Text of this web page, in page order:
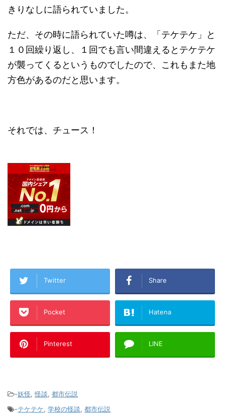
きりなしに語られていました。
ただ、その時に語られていた噂は、「テケテケ」と
１０回繰り返し、１回でも言い間違えるとテケテケ
が襲ってくるというものでしたので、これもまた地
方色があるのだと思います。
それでは、チュース！
Twitter Share
Pocket Hatena
Pinterest LINE
-妖怪,怪談, 都市伝説
-テケテケ, 学校の怪談, 都市伝説